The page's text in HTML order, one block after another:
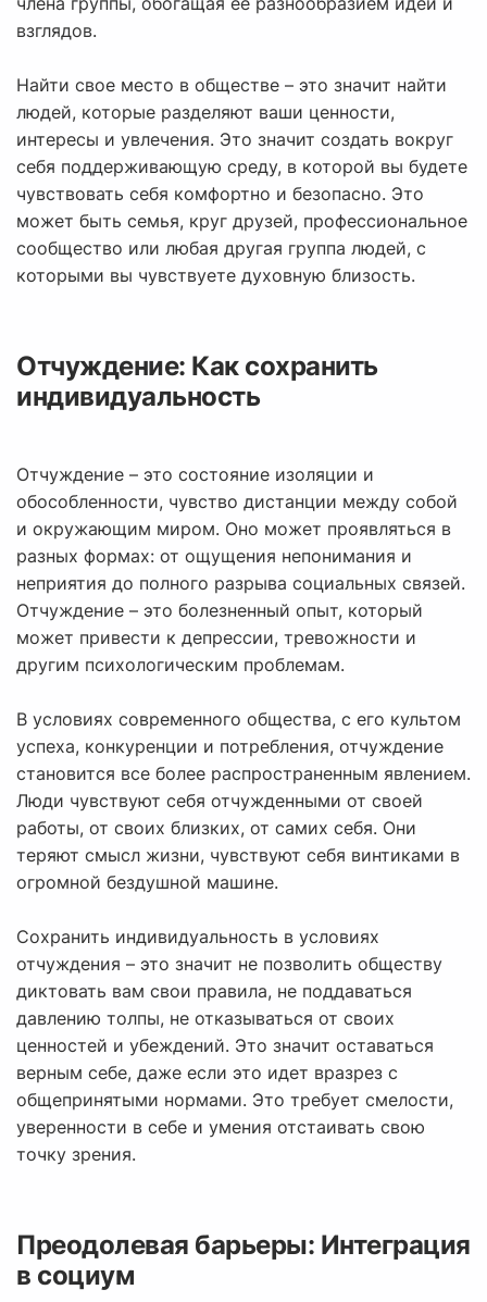
взглядов.
Найти свое место в обществе – это значит найти
людей, которые разделяют ваши ценности,
интересы и увлечения. Это значит создать вокруг
себя поддерживающую среду, в которой вы будете
чувствовать себя комфортно и безопасно. Это
может быть семья, круг друзей, профессиональное
сообщество или любая другая группа людей, с
которыми вы чувствуете духовную близость.
Отчуждение: Как сохранить
индивидуальность
Отчуждение – это состояние изоляции и
обособленности, чувство дистанции между собой
и окружающим миром. Оно может проявляться в
разных формах: от ощущения непонимания и
неприятия до полного разрыва социальных связей.
Отчуждение – это болезненный опыт, который
может привести к депрессии, тревожности и
другим психологическим проблемам.
В условиях современного общества, с его культом
успеха, конкуренции и потребления, отчуждение
становится все более распространенным явлением.
Люди чувствуют себя отчужденными от своей
работы, от своих близких, от самих себя. Они
теряют смысл жизни, чувствуют себя винтиками в
огромной бездушной машине.
Сохранить индивидуальность в условиях
отчуждения – это значит не позволить обществу
диктовать вам свои правила, не поддаваться
давлению толпы, не отказываться от своих
ценностей и убеждений. Это значит оставаться
верным себе, даже если это идет вразрез с
общепринятыми нормами. Это требует смелости,
уверенности в себе и умения отстаивать свою
точку зрения.
Преодолевая барьеры: Интеграция
в социум